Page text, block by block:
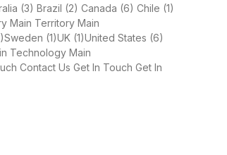
(3) Brazil (2) Canada (6) Chile (1)
Main Territory Main
(1)UK (1)United States (6)
Technology Main
Contact Us Get In Touch Get In